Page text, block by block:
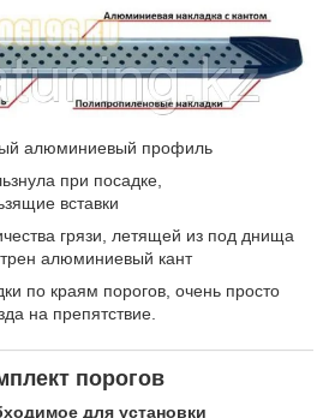
алюминиевый профиль
при посадке,
вставки
грязи, летящей из под днища
алюминиевый кант
по краям порогов, очень просто
на препятствие.
порогов
для установки